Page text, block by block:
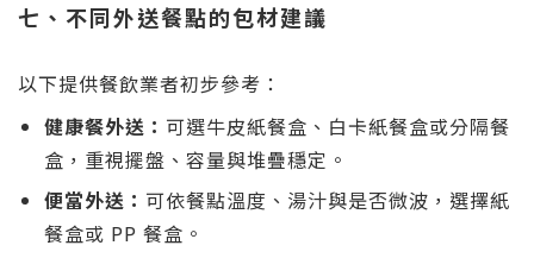
七、不同外送餐點的包材建議
以下提供餐飲業者初步參考：
健康餐外送： 可選牛皮紙餐盒、白卡紙餐盒或分隔餐
盒，重視擺盤、容量與堆疊穩定。
便當外送： 可依餐點溫度、湯汁與是否微波，選擇紙
餐盒或 PP 餐盒。